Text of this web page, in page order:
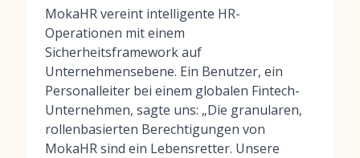
MokaHR vereint intelligente HR-
Operationen mit einem
Sicherheitsframework auf
Unternehmensebene. Ein Benutzer, ein
Personalleiter bei einem globalen Fintech-
Unternehmen, sagte uns: „Die granularen,
rollenbasierten Berechtigungen von
MokaHR sind ein Lebensretter. Unsere